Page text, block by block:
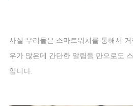
사실 우리들은 스마트워치를 통해서
우가 많은데 간단한 알림들 만으로도
입니다.